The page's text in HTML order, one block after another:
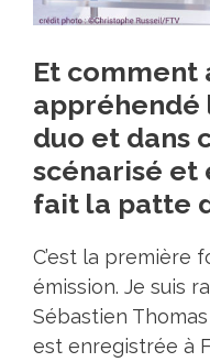
Et comment
appréhendé
duo et dans
scénarisé et
fait la patte
C’est la première
émission. Je suis
Sébastien Thomas
est enregistrée à